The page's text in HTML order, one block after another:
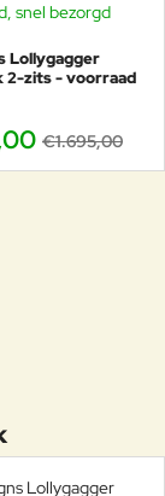
-15%
snel bezorgd
Lollygagger
2-zits - voorraad
€1.695,00